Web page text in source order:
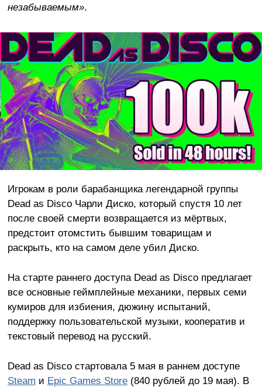
незабываемым».
Игрокам в роли барабанщика легендарной группы
Dead as Disco Чарли Диско, который спустя 10 лет
после своей смерти возвращается из мёртвых,
предстоит отомстить бывшим товарищам и
раскрыть, кто на самом деле убил Диско.
На старте раннего доступа Dead as Disco предлагает
все основные геймплейные механики, первых семи
кумиров для избиения, дюжину испытаний,
поддержку пользовательской музыки, кооператив и
текстовый перевод на русский.
Dead as Disco стартовала 5 мая в раннем доступе
Steam и Epic Games Store(840 рублей до 19 мая). В